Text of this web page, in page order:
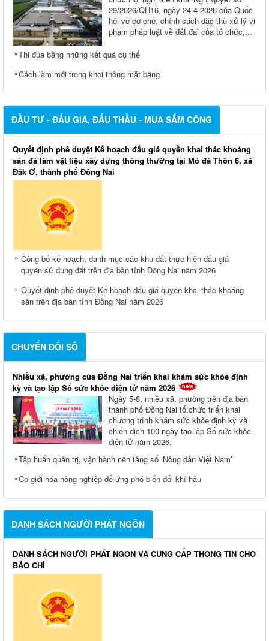
29/2026/QH16, ngày 24-4-2026 của Quốc
hội về cơ chế, chính sách đặc thù xử lý vi
phạm pháp luật về đất đai của tổ chức,...
Thi đua bằng những kết quả cụ thể
Cách làm mới trong khơi thông mặt bằng
ĐẦU TƯ - ĐẤU GIÁ, ĐẤU THẦU - MUA SẮM CÔNG
Quyết định phê duyệt Kế hoạch đấu giá quyền khai thác khoáng
sản đá làm vật liệu xây dựng thông thường tại Mỏ đá Thôn 6, xã
Đăk Ơ, thành phố Đồng Nai
Công bố kế hoạch, danh mục các khu đất thực hiện đấu giá
quyền sử dụng đất trên địa bàn tỉnh Đồng Nai năm 2026
Quyết định phê duyệt Kế hoạch đấu giá quyền khai thác khoáng
sản trên địa bàn tỉnh Đồng Nai năm 2026
CHUYỂN ĐỔI SỐ
Nhiều xã, phường của Đồng Nai triển khai khám sức khỏe định
kỳ và tạo lập Sổ sức khỏe điện tử năm 2026
Ngày 5-8, nhiều xã, phường trên địa bàn
thành phố Đồng Nai tổ chức triển khai
chương trình khám sức khỏe định kỳ và
chiến dịch 100 ngày tạo lập Sổ sức khỏe
điện tử năm 2026.
Tập huấn quản trị, vận hành nền tảng số ‘Nông dân Việt Nam’
Cơ giới hóa nông nghiệp để ứng phó biến đổi khí hậu
DANH SÁCH NGƯỜI PHÁT NGÔN
DANH SÁCH NGƯỜI PHÁT NGÔN VÀ CUNG CẤP THÔNG TIN CHO
BÁO CHÍ